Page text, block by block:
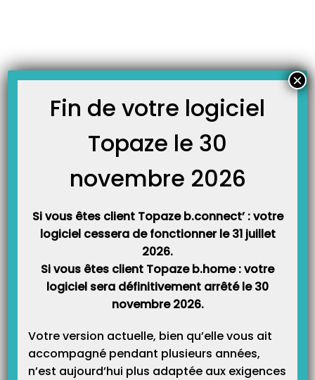
Alerte : ne pas installer mise à jour lecteur
Ne pas installer la mise à jour Addendum 7 de votre lecteur tant que la
nouvelle version Topaze Addendum 7 n’est pas déployée. Merci pour
votre compréhension.
Article Précédent
Questions fréquentes
Prochain Article
Avec IDEA Télévitale « Aidons
Madagascar à retrouver le
chemin de l’école »
Articles Liés
Fin de votre logiciel
Topaze le 30
novembre 2026
Si vous êtes client Topaze b.connect’ : votre
logiciel cessera de fonctionner le 31 juillet
2026.
Si vous êtes client Topaze b.home : votre
logiciel sera définitivement arrêté le 30
novembre 2026.
Votre version actuelle, bien qu’elle vous ait
accompagné pendant plusieurs années,
n’est aujourd’hui plus adaptée aux exigences
×